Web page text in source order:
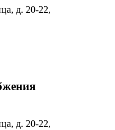
д. 20-22,
д. 20-22,